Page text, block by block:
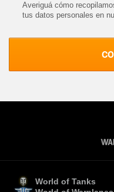
Averiguá cómo
tus datos personales en
World of Tanks